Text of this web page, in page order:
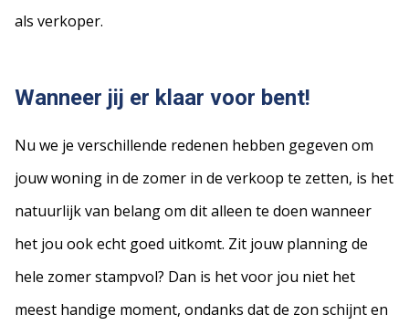
als verkoper.
Wanneer jij er klaar voor bent!
Nu we je verschillende redenen hebben gegeven om
jouw woning in de zomer in de verkoop te zetten, is het
natuurlijk van belang om dit alleen te doen wanneer
het jou ook echt goed uitkomt. Zit jouw planning de
hele zomer stampvol? Dan is het voor jou niet het
meest handige moment, ondanks dat de zon schijnt en